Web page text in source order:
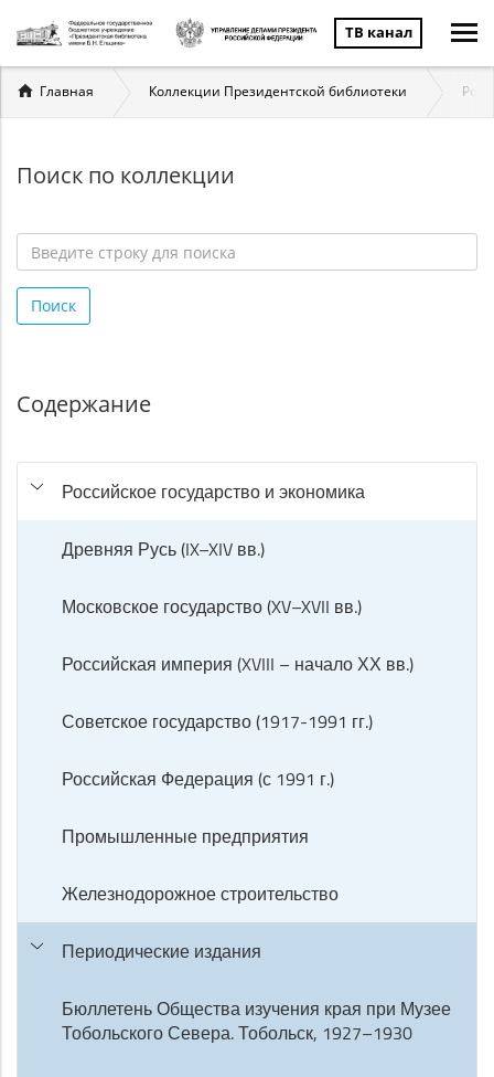
ТВ канал
Вы
здесь
Главная Коллекции Президентской библиотеки
Поиск по коллекции
строку
для
Поиск
Содержание
Российское государство и экономика
Древняя Русь (IX–XIV вв.)
Московское государство (XV–XVII вв.)
Российская империя (XVIII – начало ХХ вв.)
Советское государство (1917-1991 гг.)
Российская Федерация (с 1991 г.)
Промышленные предприятия
Железнодорожное строительство
Периодические издания
Бюллетень Общества изучения края при Музее
Тобольского Севера. Тобольск, 1927–1930